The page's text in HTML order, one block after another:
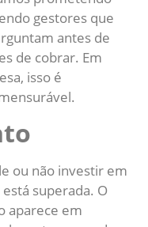
gestores que
antes de
de cobrar. Em
isso é
ou não investir em
superada. O
aparece em